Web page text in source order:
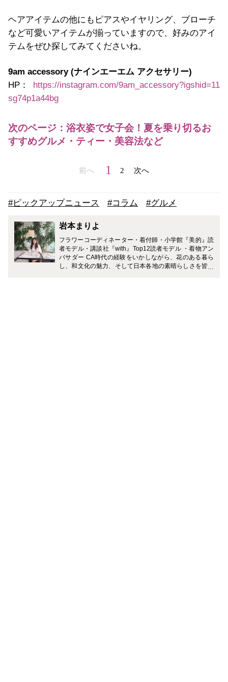
ヘアアイテムの他にもピアスやイヤリング、ブローチ
など可愛いアイテムが揃っていますので、好みのアイ
テムをぜひ探してみてくださいね。
9am accessory (ナインエーエム アクセサリー)
HP：
https://instagram.com/9am_accessory?igshid=11
sg74p1a44bg
次のページ：浴衣姿で女子会！夏を乗り切るお
すすめグルメ・ティー・美容法など
前へ 1 2 次へ
#ピックアップニュース #コラム #グルメ
岩本まりよ
フラワーコーディネーター・着付師・小学館『美的』読
者モデル・講談社『with』Top12読者モデル ・着物アン
バサダー CA時代の経験をいかしながら、花のある暮ら
し、和文化の魅力、そして日本各地の素晴らしさを皆さ